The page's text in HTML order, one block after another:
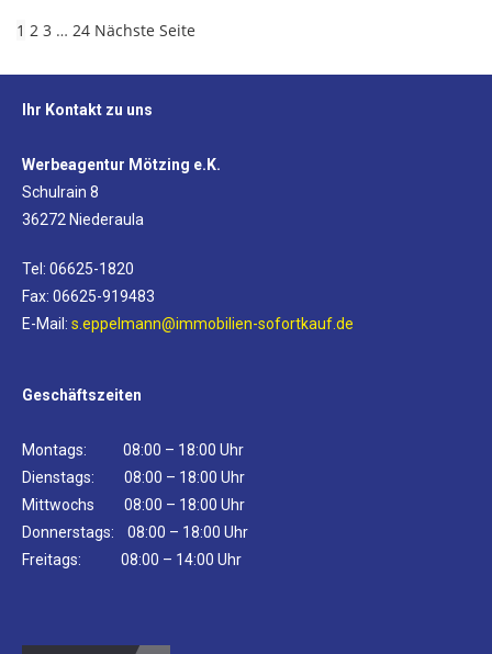
1 2 3 … 24 Nächste Seite
Ihr Kontakt zu uns
Werbeagentur Mötzing e.K.
Schulrain 8
36272 Niederaula
Tel: 06625-1820
Fax: 06625-919483
E-Mail: s.eppelmann@immobilien-sofortkauf.de
Geschäftszeiten
Montags: 08:00 – 18:00 Uhr
Dienstags: 08:00 – 18:00 Uhr
Mittwochs 08:00 – 18:00 Uhr
Donnerstags: 08:00 – 18:00 Uhr
Freitags: 08:00 – 14:00 Uhr